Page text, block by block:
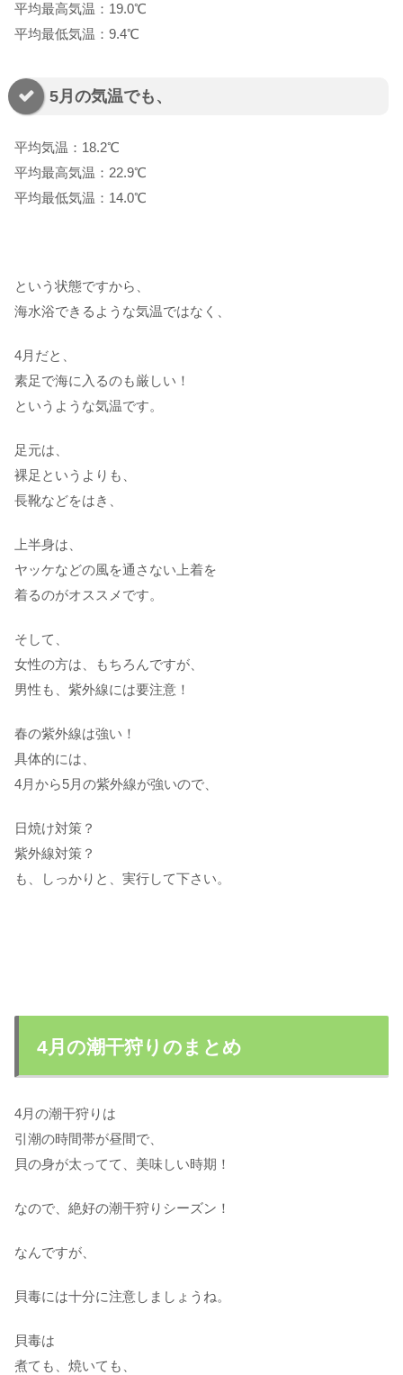
平均最高気温：19.0℃
平均最低気温：9.4℃
5月の気温でも、
平均気温：18.2℃
平均最高気温：22.9℃
平均最低気温：14.0℃
という状態ですから、
海水浴できるような気温ではなく、
4月だと、
素足で海に入るのも厳しい！
というような気温です。
足元は、
裸足というよりも、
長靴などをはき、
上半身は、
ヤッケなどの風を通さない上着を
着るのがオススメです。
そして、
女性の方は、もちろんですが、
男性も、紫外線には要注意！
春の紫外線は強い！
具体的には、
4月から5月の紫外線が強いので、
日焼け対策？
紫外線対策？
も、しっかりと、実行して下さい。
4月の潮干狩りのまとめ
4月の潮干狩りは
引潮の時間帯が昼間で、
貝の身が太ってて、美味しい時期！
なので、絶好の潮干狩りシーズン！
なんですが、
貝毒には十分に注意しましょうね。
貝毒は
煮ても、焼いても、